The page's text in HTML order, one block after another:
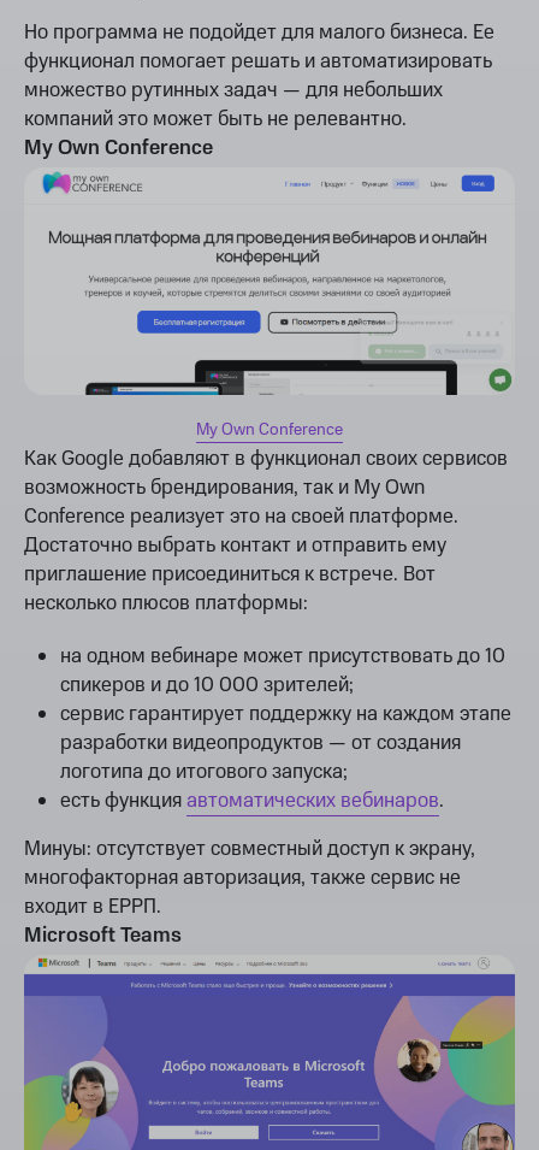
Но программа не подойдет для малого бизнеса. Ее
функционал помогает решать и автоматизировать
множество рутинных задач — для небольших
компаний это может быть не релевантно.
My Own Conference
My Own Conference
Как Google добавляют в функционал своих сервисов
возможность брендирования, так и My Own
Conference реализует это на своей платформе.
Достаточно выбрать контакт и отправить ему
приглашение присоединиться к встрече. Вот
несколько плюсов платформы:
на одном вебинаре может присутствовать до 10
спикеров и до 10 000 зрителей;
сервис гарантирует поддержку на каждом этапе
разработки видеопродуктов — от создания
логотипа до итогового запуска;
есть функцияавтоматических вебинаров.
Минуы: отсутствует совместный доступ к экрану,
многофакторная авторизация, также сервис не
входит в ЕРРП.
Microsoft Teams